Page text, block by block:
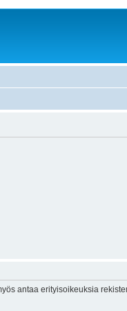
antaa erityisoikeuksia